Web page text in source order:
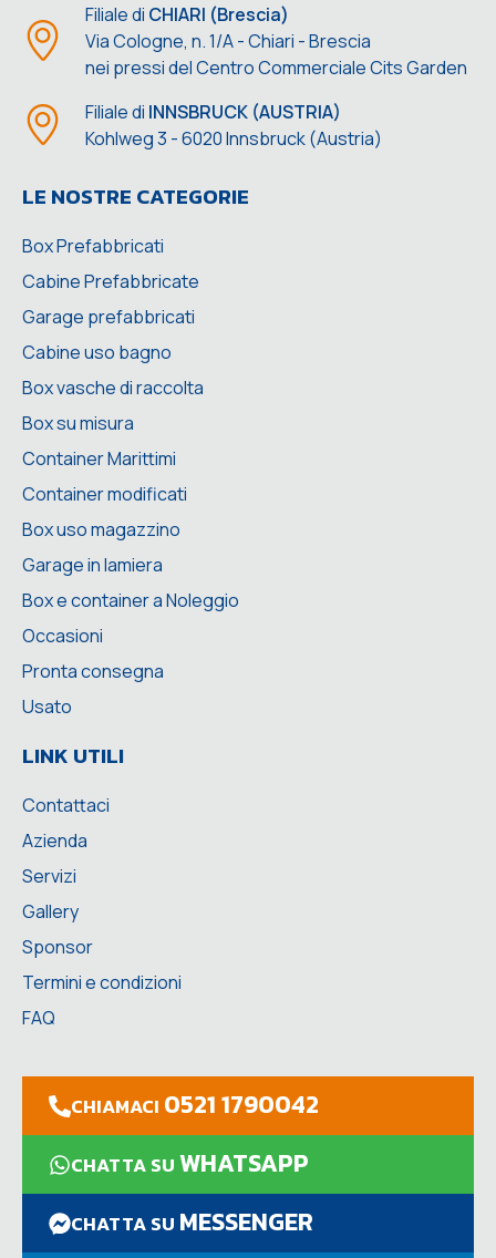
Filiale di CHIARI (Brescia)
Via Cologne, n. 1/A - Chiari - Brescia
nei pressi del Centro Commerciale Cits Garden
Filiale di INNSBRUCK (AUSTRIA)
Kohlweg 3 - 6020 Innsbruck (Austria)
LE NOSTRE CATEGORIE
Box Prefabbricati
Cabine Prefabbricate
Garage prefabbricati
Cabine uso bagno
Box vasche di raccolta
Box su misura
Container Marittimi
Container modificati
Box uso magazzino
Garage in lamiera
Box e container a Noleggio
Occasioni
Pronta consegna
Usato
LINK UTILI
Contattaci
Azienda
Servizi
Gallery
Sponsor
Termini e condizioni
FAQ
CHIAMACI 0521 1790042
CHATTA SUWHATSAPP
CHATTA SU MESSENGER